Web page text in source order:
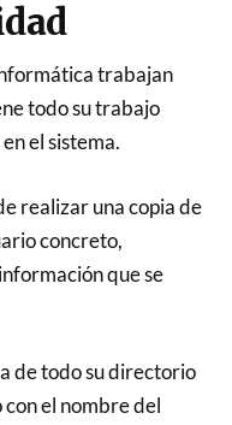
trabajan
todo su trabajo
el sistema.
realizar una copia de
concreto,
que se
de todo su directorio
el nombre del